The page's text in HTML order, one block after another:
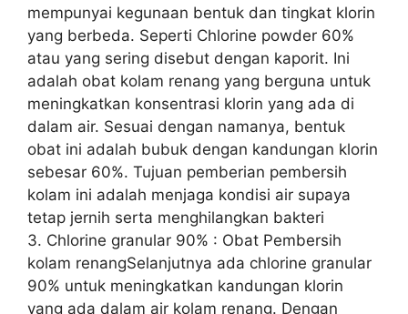
mempunyai kegunaan bentuk dan tingkat klorin
yang berbeda. Seperti Chlorine powder 60%
atau yang sering disebut dengan kaporit. Ini
adalah obat kolam renang yang berguna untuk
meningkatkan konsentrasi klorin yang ada di
dalam air. Sesuai dengan namanya, bentuk
obat ini adalah bubuk dengan kandungan klorin
sebesar 60%. Tujuan pemberian pembersih
kolam ini adalah menjaga kondisi air supaya
tetap jernih serta menghilangkan bakteri
3. Chlorine granular 90% : Obat Pembersih
kolam renangSelanjutnya ada chlorine granular
90% untuk meningkatkan kandungan klorin
yang ada dalam air kolam renang. Dengan